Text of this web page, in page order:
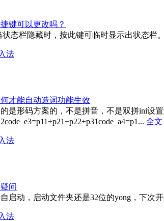
键可以更改吗？
态栏隐藏时，按此键可临时显示出状态栏
法
才能自动造词功能生效
是形码方案的，不是拼音，不是双拼ini设
全文
法
问
启动，启动文件夹还是32位的yong，下次
法